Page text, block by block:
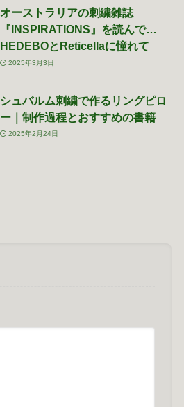
オーストラリアの刺繍雑誌
『INSPIRATIONS』を読んで…
HEDEBOとReticellaに憧れて
2025年3月3日
シュバルム刺繍で作るリングピロ
ー｜制作過程とおすすめの書籍
2025年2月24日